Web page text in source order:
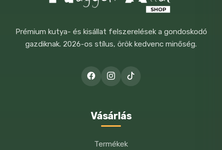
A NEVEM, E-MAIL CÍMEM, ÉS
BÖNGÉSZŐBEN A KÖVETKEZŐ
Prémium kutya- és kisállat felszerelések a gondoskodó
gazdiknak. 2026-os stílus, örök kedvenc minőség.
Vásárlás
Termékek